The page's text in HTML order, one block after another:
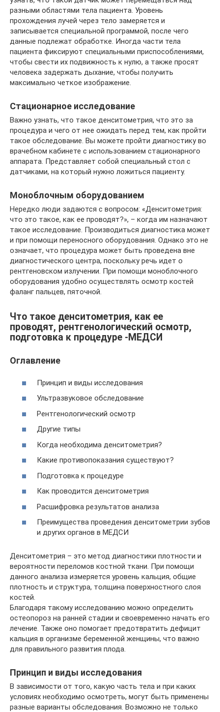
разными областями тела пациента. Уровень
прохождения лучей через тело замеряется и
записывается специальной программой, после чего
данные подлежат обработке. Иногда части тела
пациента фиксируют специальными приспособлениями,
чтобы свести их подвижность к нулю, а также просят
человека задержать дыхание, чтобы получить
максимально четкое изображение.
Стационарное исследование
Важно узнать, что такое денситометрия, что это за
процедура и чего от нее ожидать перед тем, как пройти
такое обследование. Вы можете пройти диагностику во
врачебном кабинете с использованием стационарного
аппарата. Представляет собой специальный стол с
датчиками, на который нужно ложиться пациенту.
Моноблочным оборудованием
Нередко люди задаются с вопросом: «Денситометрия:
что это такое, как ее проводят?», – когда им назначают
такое исследование. Производиться диагностика может
и при помощи переносного оборудования. Однако это не
означает, что процедура может быть проведена вне
диагностического центра, поскольку речь идет о
рентгеновском излучении. При помощи моноблочного
оборудования удобно осуществлять осмотр костей
фаланг пальцев, пяточной.
Что такое денситометрия, как ее
проводят, рентгенологический осмотр,
подготовка к процедуре -МЕДСИ
Оглавление
Принцип и виды исследования
Ультразвуковое обследование
Рентгенологический осмотр
Другие типы
Когда необходима денситометрия?
Какие противопоказания существуют?
Подготовка к процедуре
Как проводится денситометрия
Расшифровка результатов анализа
Преимущества проведения денситометрии зубов
и других органов в МЕДСИ
Денситометрия – это метод диагностики плотности и
вероятности переломов костной ткани. При помощи
данного анализа измеряется уровень кальция, общие
плотность и структура, толщина поверхностного слоя
костей.
Благодаря такому исследованию можно определить
остеопороз на ранней стадии и своевременно начать его
лечение. Также оно помогает предотвратить дефицит
кальция в организме беременной женщины, что важно
для правильного развития плода.
Принцип и виды исследования
В зависимости от того, какую часть тела и при каких
условиях необходимо осмотреть, могут быть применены
разные варианты обследования. Возможно не только